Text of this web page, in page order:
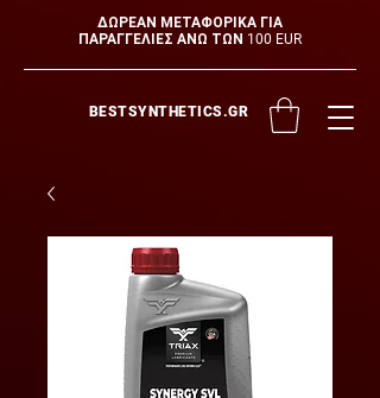
ΔΩΡΕΑΝ ΜΕΤΑΦΟΡΙΚΑ ΓΙΑ
ΠΑΡΑΓΓΕΛΙΕΣ ΑΝΩ ΤΩΝ 100 EUR
BESTSYNTHETICS.GR